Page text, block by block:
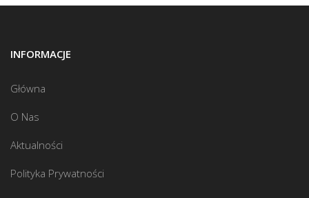
INFORMACJE
Główna
O Nas
Aktualności
Polityka Prywatności